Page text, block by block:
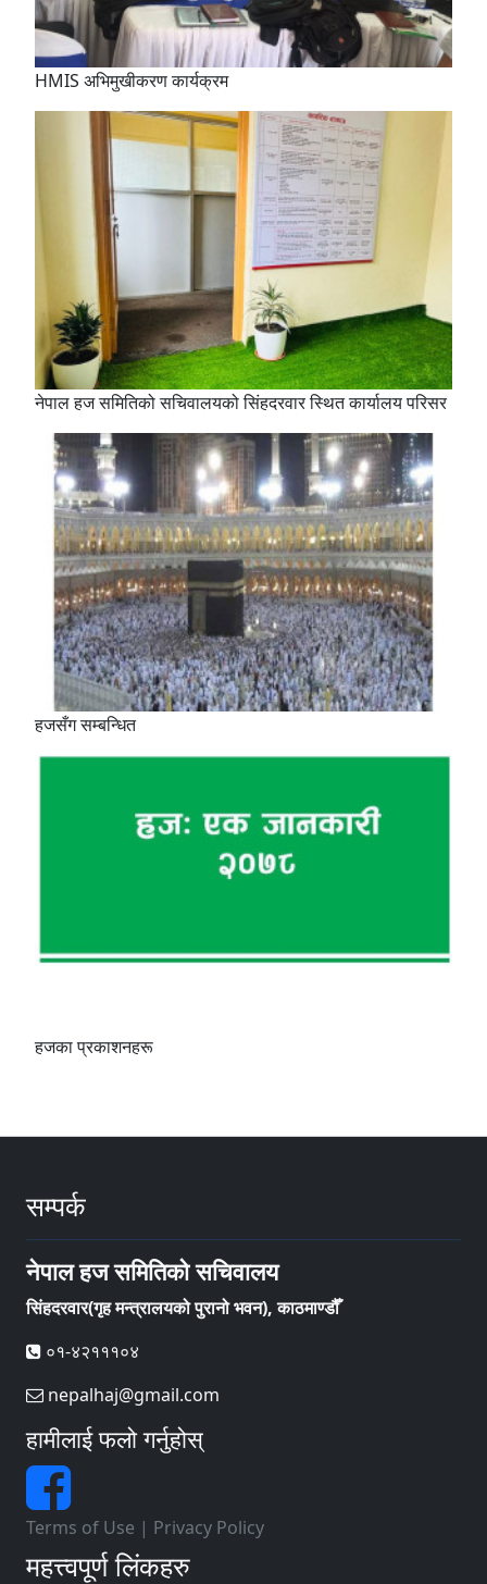
HMIS अभिमुखीकरण कार्यक्रम
नेपाल हज समितिको सचिवालयको सिंहदरवार स्थित कार्यालय परिसर
हजसँग सम्बन्धित
हजका प्रकाशनहरू
सम्पर्क
नेपाल हज समितिको सचिवालय
सिंहदरवार(गृह मन्त्रालयको पुरानो भवन), काठमाण्डौँ
०१-४२१११०४
nepalhaj@gmail.com
हामीलाई फलो गर्नुहोस्
Terms of Use | Privacy Policy
महत्त्वपूर्ण लिंकहरु